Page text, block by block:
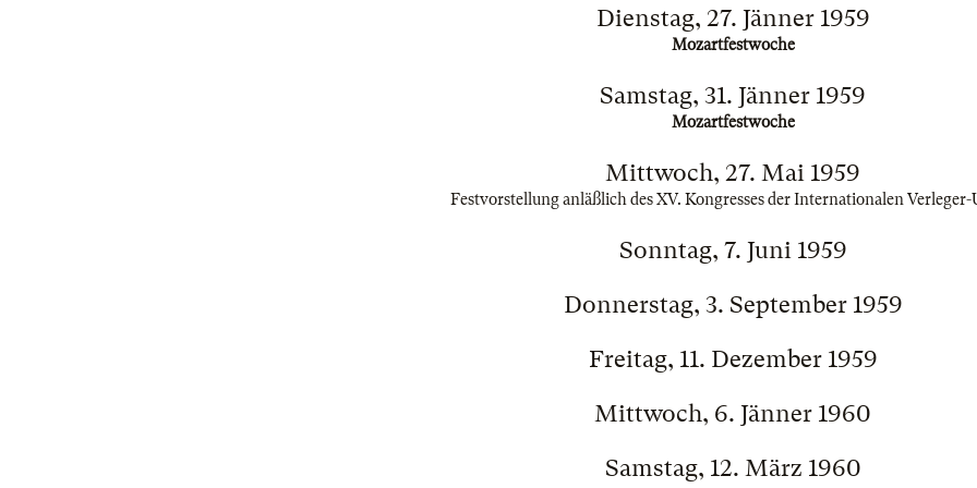
Dienstag, 27. Jänner 1959
Mozartfestwoche
Samstag, 31. Jänner 1959
Mozartfestwoche
Mittwoch, 27. Mai 1959
Festvorstellung anläßlich des XV. Kongresses der Internationalen
Sonntag, 7. Juni 1959
Donnerstag, 3. September 1959
Freitag, 11. Dezember 1959
Mittwoch, 6. Jänner 1960
Samstag, 12. März 1960